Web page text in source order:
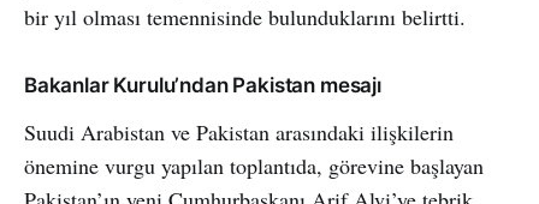
bir yıl olması temennisinde bulunduklarını belirtti.
Bakanlar Kurulu’ndan Pakistan mesajı
Suudi Arabistan ve Pakistan arasındaki ilişkilerin
önemine vurgu yapılan toplantıda, görevine başlayan